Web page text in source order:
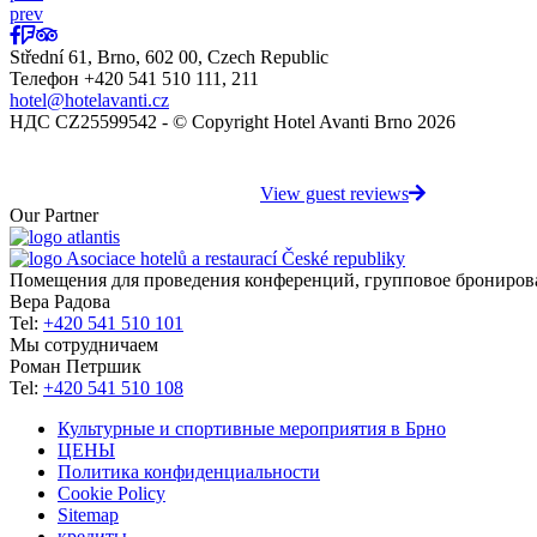
prev
Střední 61, Brno, 602 00, Czech Republic
Телефон +420 541 510 111, 211
hotel@hotelavanti.cz
НДС CZ25599542 - © Copyright Hotel Avanti Brno 2026
View guest reviews
Our Partner
Помещения для проведения конференций, групповое
Вера Радова
Tel: +420 541 510 101
Мы сотрудничаем
Роман Петршик
Tel: +420 541 510 108
Культурные и спортивные мероприятия в Брно
ЦЕНЫ
Политика конфиденциальности
Cookie Policy
Sitemap